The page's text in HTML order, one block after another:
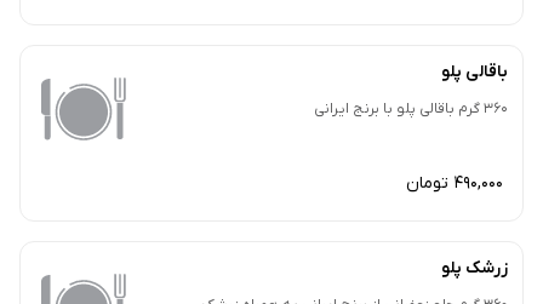
باقالی پلو
360 گرم باقالی پلو با برنج ایرانی
490,000 تومان
زرشک پلو